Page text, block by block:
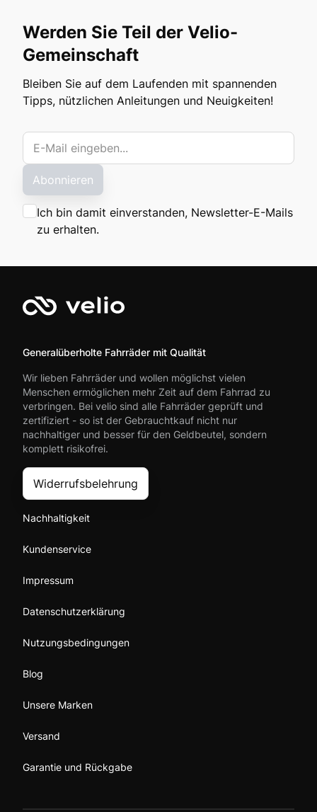
Werden Sie Teil der Velio-
Gemeinschaft
Bleiben Sie auf dem Laufenden mit spannenden
Tipps, nützlichen Anleitungen und Neuigkeiten!
Abonnieren
Ich bin damit einverstanden, Newsletter-E-Mails
zu erhalten.
Generalüberholte Fahrräder mit Qualität
Wir lieben Fahrräder und wollen möglichst vielen
Menschen ermöglichen mehr Zeit auf dem Fahrrad zu
verbringen. Bei velio sind alle Fahrräder geprüft und
zertifiziert - so ist der Gebrauchtkauf nicht nur
nachhaltiger und besser für den Geldbeutel, sondern
komplett risikofrei.
Widerrufsbelehrung
Nachhaltigkeit
Kundenservice
Impressum
Datenschutzerklärung
Nutzungsbedingungen
Blog
Unsere Marken
Versand
Garantie und Rückgabe